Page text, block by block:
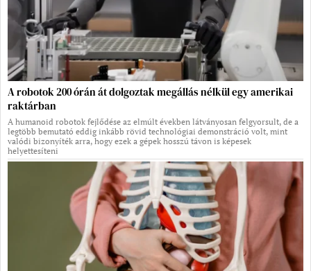
A robotok 200 órán át dolgoztak megállás nélkül egy amerikai
raktárban
A humanoid robotok fejlődése az elmúlt években látványosan felgyorsult, de a
legtöbb bemutató eddig inkább rövid technológiai demonstráció volt, mint
valódi bizonyíték arra, hogy ezek a gépek hosszú távon is képesek
helyettesíteni